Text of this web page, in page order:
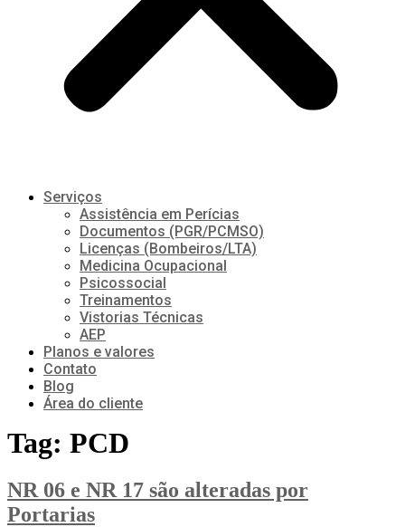
Serviços
Assistência em Perícias
Documentos (PGR/PCMSO)
Licenças (Bombeiros/LTA)
Medicina Ocupacional
Psicossocial
Treinamentos
Vistorias Técnicas
AEP
Planos e valores
Contato
Blog
Área do cliente
Tag: PCD
NR 06 e NR 17 são alteradas por
Portarias